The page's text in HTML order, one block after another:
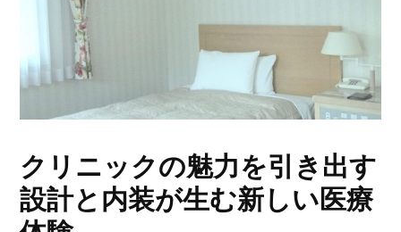
クリニックの魅力を引き出す
設計と内装が生む新しい医療